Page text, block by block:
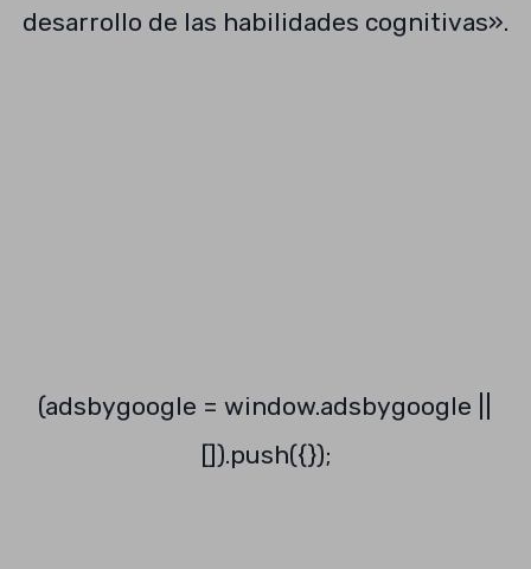
desarrollo de las habilidades cognitivas».
(adsbygoogle = window.adsbygoogle ||
[]).push({});